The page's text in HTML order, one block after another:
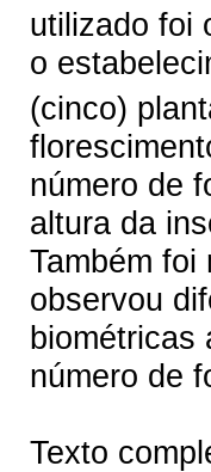
utilizado foi
o
(cinco)
número de
altura da
Também
observou
biométricas
número de
Texto